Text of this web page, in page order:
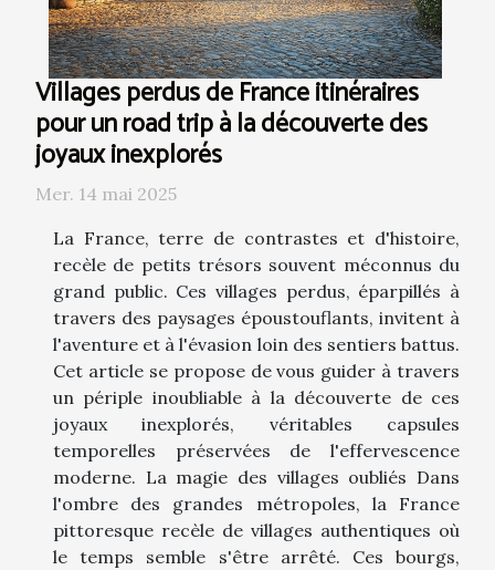
Villages perdus de France itinéraires
pour un road trip à la découverte des
joyaux inexplorés
Mer. 14 mai 2025
La France, terre de contrastes et d'histoire,
recèle de petits trésors souvent méconnus du
grand public. Ces villages perdus, éparpillés à
travers des paysages époustouflants, invitent à
l'aventure et à l'évasion loin des sentiers battus.
Cet article se propose de vous guider à travers
un périple inoubliable à la découverte de ces
joyaux inexplorés, véritables capsules
temporelles préservées de l'effervescence
moderne. La magie des villages oubliés Dans
l'ombre des grandes métropoles, la France
pittoresque recèle de villages authentiques où
le temps semble s'être arrêté. Ces bourgs,